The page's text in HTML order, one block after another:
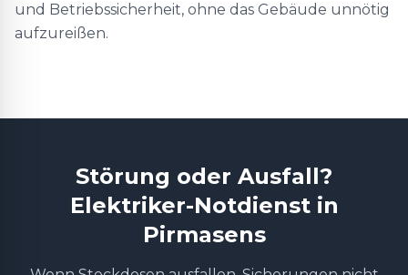
und Betriebssicherheit, ohne das Gebäude unnötig
aufzureißen.
Störung oder Ausfall?
Elektriker-Notdienst in
Pirmasens